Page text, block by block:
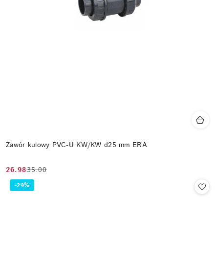
Zawór kulowy PVC-U KW/KW d25 mm ERA
Cena
promocyjna:
26.98
Cena
przed
35.00
-29%